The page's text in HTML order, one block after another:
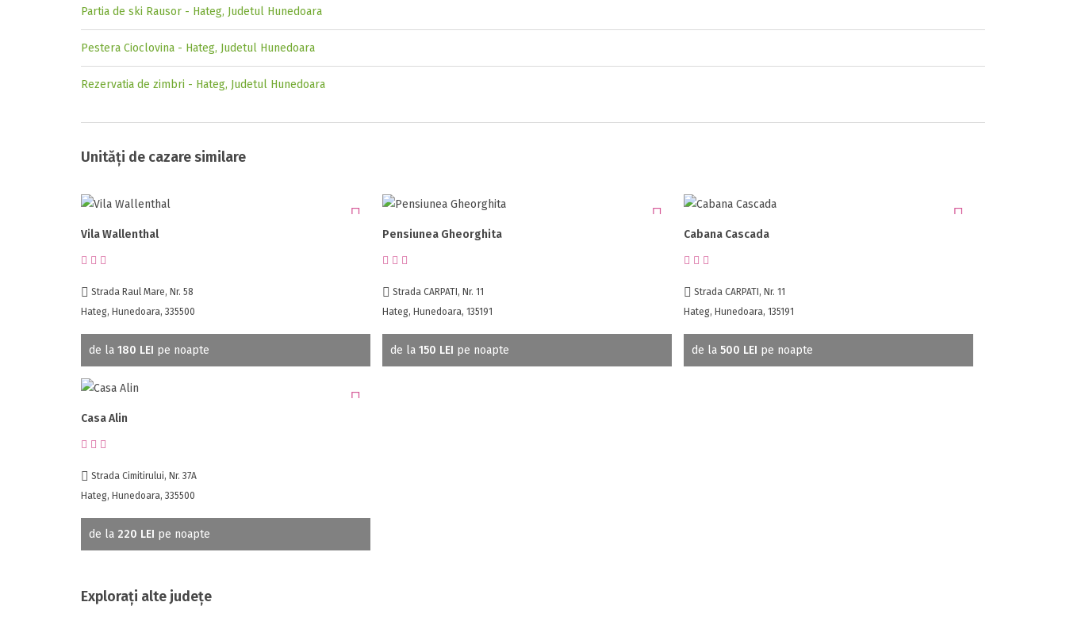
Partia de ski Rausor - Hateg, Judetul Hunedoara
Pestera Cioclovina - Hateg, Judetul Hunedoara
Rezervatia de zimbri - Hateg, Judetul Hunedoara
Unități de cazare similare
Vila Wallenthal
Strada Raul Mare, Nr. 58
Hateg, Hunedoara, 335500
de la 180 LEI pe noapte
Pensiunea Gheorghita
Strada CARPATI, Nr. 11
Hateg, Hunedoara, 135191
de la 150 LEI pe noapte
Cabana Cascada
Strada CARPATI, Nr. 11
Hateg, Hunedoara, 135191
de la 500 LEI pe noapte
Casa Alin
Strada Cimitirului, Nr. 37A
Hateg, Hunedoara, 335500
de la 220 LEI pe noapte
Explorați alte județe